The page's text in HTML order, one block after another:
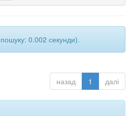
пошуку: 0.002 секунди).
назад 1 далі